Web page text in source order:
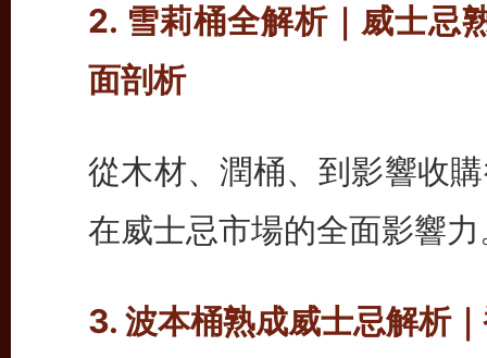
2. 雪莉桶全解析｜威士忌
面剖析
從木材、潤桶、到影響收
在威士忌市場的全面影響力
3. 波本桶熟成威士忌解析